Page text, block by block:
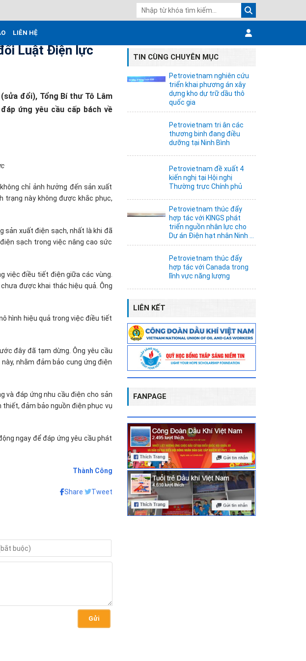
LIÊN HỆ
Luật Điện lực
đổi), Tổng Bí thư Tô Lâm
ứng yêu cầu cấp bách về
chỉ ảnh hưởng đến sản xuất
trạng này không được khắc phục,
sản xuất điện sạch, nhất là khi đã
sạch trong việc nâng cao sức
việc điều tiết điện giữa các vùng.
được khai thác hiệu quả. Ông
hình hiệu quả trong việc điều tiết
đây đã tạm dừng. Ông yêu cầu
nhằm đảm bảo cung ứng điện
và đáp ứng nhu cầu điện cho sản
thiết, đảm bảo nguồn điện phục vụ
ngay để đáp ứng yêu cầu phát
Thành Công
Share Tweet
Gửi
TIN CÙNG CHUYÊN MỤC
Petrovietnam nghiên cứu
triển khai phương án xây
dựng kho dự trữ dầu thô
quốc gia
Petrovietnam tri ân các
thương binh đang điều
dưỡng tại Ninh Bình
Petrovietnam đề xuất 4
kiến nghị tại Hội nghị
Thường trực Chính phủ
Petrovietnam thúc đẩy
hợp tác với KINGS phát
triển nguồn nhân lực cho
Dự án Điện hạt nhân Ninh ...
Petrovietnam thúc đẩy
hợp tác với Canada trong
lĩnh vực năng lượng
LIÊN KẾT
FANPAGE